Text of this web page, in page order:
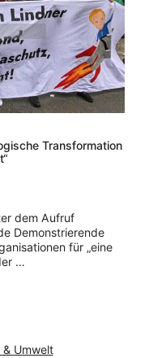
Transformation
dem Aufruf
Demonstrierende
für „eine
…
Umwelt